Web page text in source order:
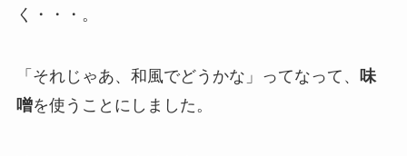
く・・・。
「それじゃあ、和風でどうかな」ってなって、
味
噌を使うことにしました。